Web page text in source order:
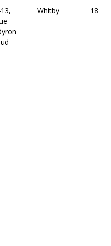
détaillés pour
Whitby 1854